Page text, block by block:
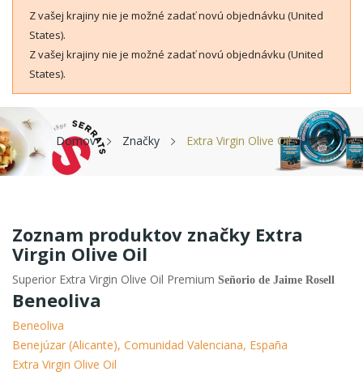
Z vašej krajiny nie je možné zadať novú objednávku (United
States).
Z vašej krajiny nie je možné zadať novú objednávku (United
States).
Domov Značky Extra Virgin Olive Oil
Zoznam produktov značky Extra
Virgin Olive Oil
Superior Extra Virgin Olive Oil Premium Señorio de Jaime Rosell
Beneoliva
Beneoliva
Benejúzar (Alicante), Comunidad Valenciana, España
Extra Virgin Olive Oil